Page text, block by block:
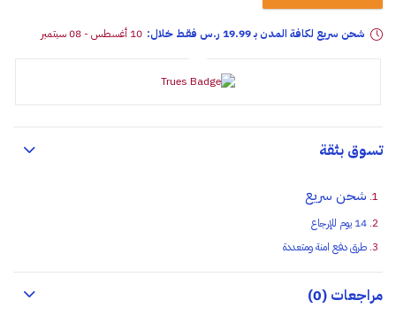
شحن سريع لكافة المدن بـ 19.99 ر.س فقـط خلال: 10 أغسطس - 08 سبتمبر
تسوق بثقة
شحن سريع
14 يوم للإرجاع
طرق دفع امنة ومتعددة
مراجعات (0)